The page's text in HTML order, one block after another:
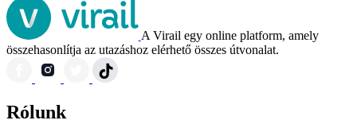
A Virail egy online platform, amely
összehasonlítja az utazáshoz elérhető összes útvonalat.
Rólunk